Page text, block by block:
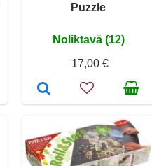
Puzzle
Noliktavā (12)
17,00 €